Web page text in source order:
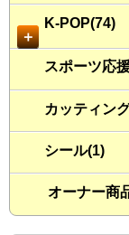
＋
K-POP(74)
スポーツ応
カッティン
シール(1)
オーナー商